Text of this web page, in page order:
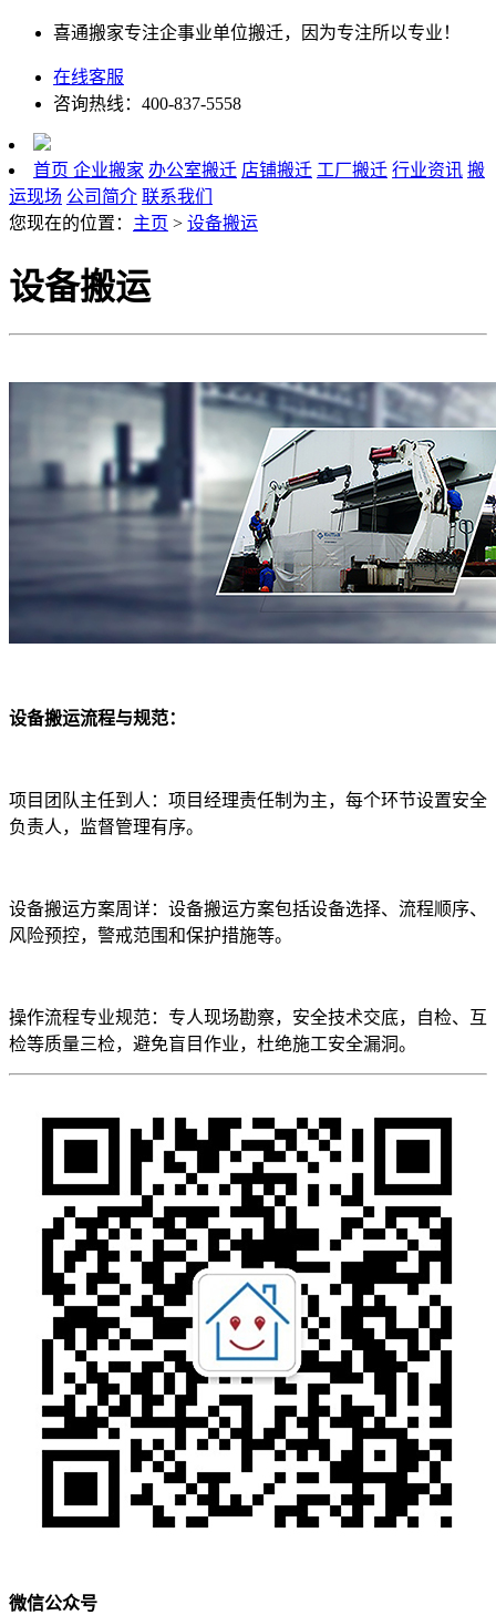
喜通搬家专注企事业单位搬迁，因为专注所以专业！
在线客服
咨询热线：400-837-5558
首页 企业搬家 办公室搬迁 店铺搬迁 工厂搬迁 行业资讯 搬
运现场 公司简介 联系我们
您现在的位置： 主页 > 设备搬运
设备搬运
设备搬运流程与规范：
项目团队主任到人：项目经理责任制为主，每个环节设置安全
负责人，监督管理有序。
设备搬运方案周详：设备搬运方案包括设备选择、流程顺序、
风险预控，警戒范围和保护措施等。
操作流程专业规范：专人现场勘察，安全技术交底，自检、互
检等质量三检，避免盲目作业，杜绝施工安全漏洞。
微信公众号